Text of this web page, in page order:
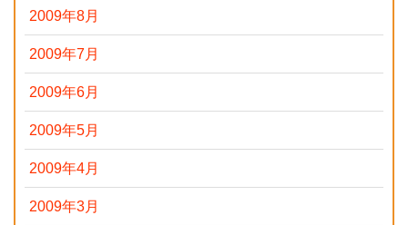
2009年8月
2009年7月
2009年6月
2009年5月
2009年4月
2009年3月